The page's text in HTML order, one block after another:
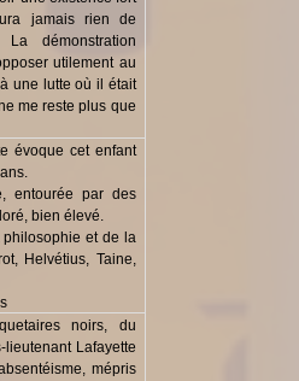
jamais rien de
démonstration
utilement au
une lutte où il était
me reste plus que
évoque cet enfant
entourée par des
bien élevé.
philosophie et de la
Helvétius, Taine,
noirs, du
lieutenant Lafayette
mépris